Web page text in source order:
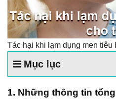
Tác hại khi lạm dụng men tiêu
Mục lục
1. Những thông tin